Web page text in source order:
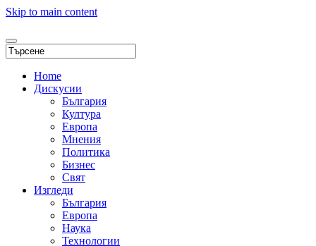
Skip to main content
Home
Дискусии
България
Култура
Европа
Мнения
Политика
Бизнес
Свят
Изгледи
България
Европа
Наука
Технологии